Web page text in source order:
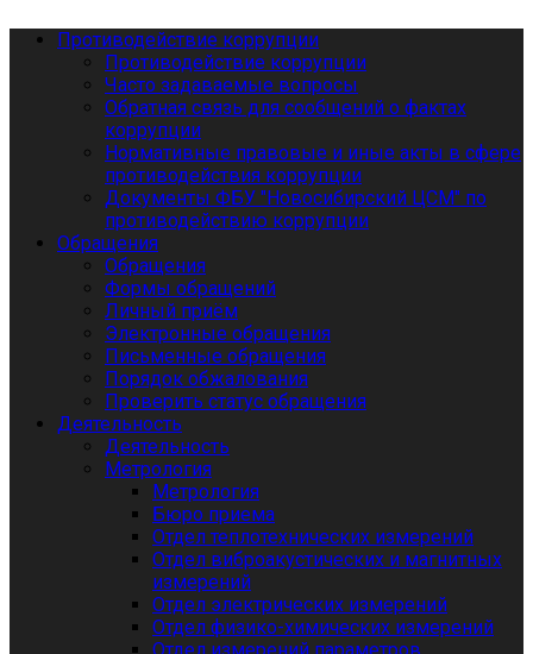
Противодействие коррупции
Противодействие коррупции
Часто задаваемые вопросы
Обратная связь для сообщений о фактах
коррупции
Нормативные правовые и иные акты в сфере
противодействия коррупции
Документы ФБУ "Новосибирский ЦСМ" по
противодействию коррупции
Обращения
Обращения
Формы обращений
Личный приём
Электронные обращения
Письменные обращения
Порядок обжалования
Проверить статус обращения
Деятельность
Деятельность
Метрология
Метрология
Бюро приема
Отдел теплотехнических измерений
Отдел виброакустических и магнитных
измерений
Отдел электрических измерений
Отдел физико-химических измерений